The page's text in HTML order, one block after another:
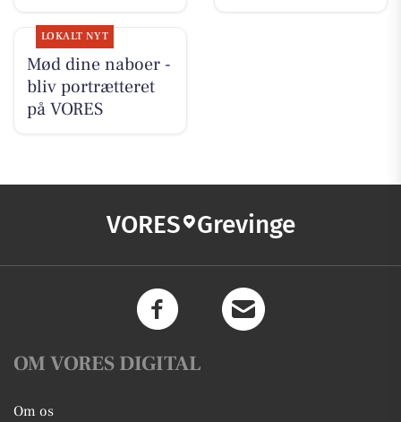
LOKALT NYT
Mød dine naboer -
bliv portrætteret
på VORES
VORES Grevinge
OM VORES DIGITAL
Om os